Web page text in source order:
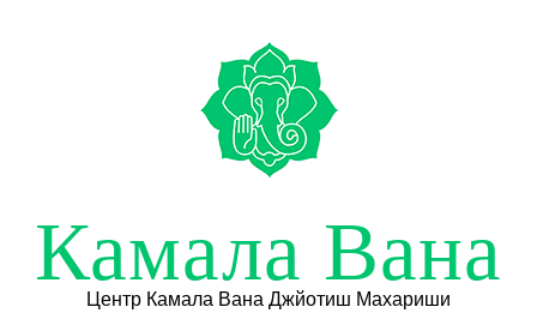
Камала Вана
Центр Камала Вана Джйотиш Махариши